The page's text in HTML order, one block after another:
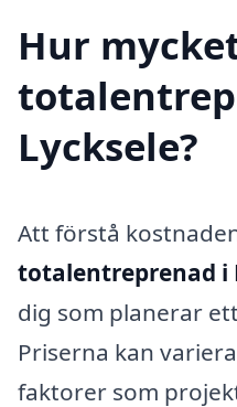
Hur
Lycksele?
Att förstå
totalentreprenad i
dig som planerar
Priserna kan
faktorer som